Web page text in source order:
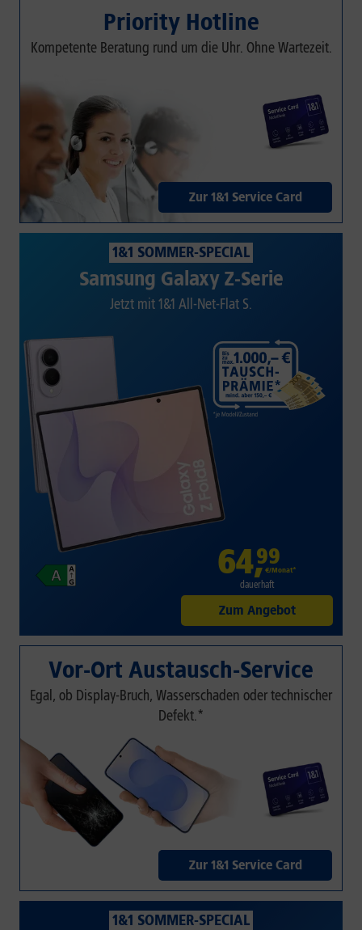
Priority Hotline
Kompetente Beratung rund um die Uhr. Ohne Wartezeit.
Zur 1&1 Service Card
1&1 SOMMER-SPECIAL
Samsung Galaxy Z-Serie
Jetzt mit 1&1 All-Net-Flat S.
64,99
€/Monat*
dauerhaft
Zum Angebot
Vor-Ort Austausch-Service
Egal, ob Display-Bruch, Wasserschaden oder technischer
Defekt.*
Zur 1&1 Service Card
1&1 SOMMER-SPECIAL